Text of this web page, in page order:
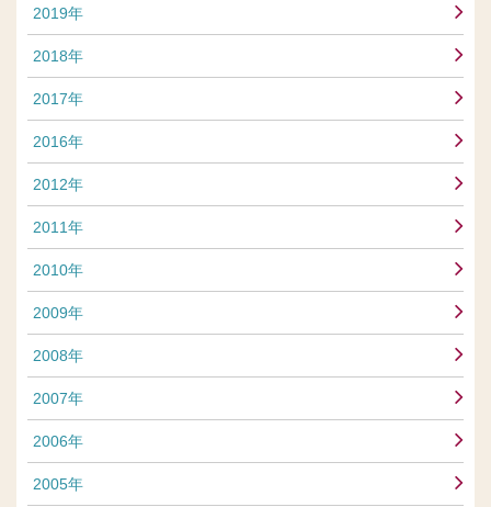
2019年
2018年
2017年
2016年
2012年
2011年
2010年
2009年
2008年
2007年
2006年
2005年